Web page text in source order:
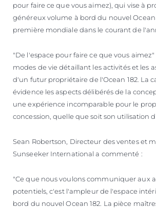
pour faire ce que vous aimez), qui vise à
généreux volume à bord du nouvel Ocean
première mondiale dans le courant de
"De l'espace pour faire ce que vous
modes de vie détaillant les activités et les
d'un futur propriétaire de l'Ocean 182. La
évidence les aspects délibérés de la
une expérience incomparable pour le
concession, quelle que soit son utilisation
Sean Robertson, Directeur des ventes et
Sunseeker International a commenté :
"Ce que nous voulons communiquer aux
potentiels, c'est l'ampleur de l'espace
bord du nouvel Ocean 182. La pièce